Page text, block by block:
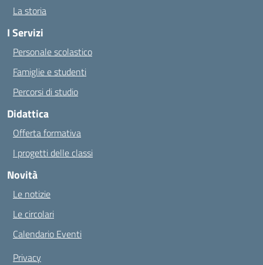
La storia
I Servizi
Personale scolastico
Famiglie e studenti
Percorsi di studio
Didattica
Offerta formativa
I progetti delle classi
Novità
Le notizie
Le circolari
Calendario Eventi
Privacy